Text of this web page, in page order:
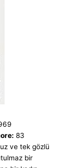
83
ve tek gözlü
bir